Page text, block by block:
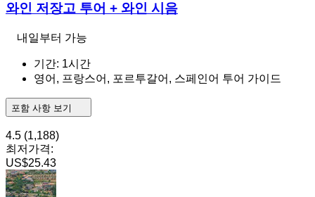
와인 저장고 투어 + 와인 시음
내일부터 가능
기간: 1시간
영어, 프랑스어, 포르투갈어, 스페인어 투어 가이드
포함 사항 보기
4.5 (1,188)
최저가격:
US$25.43